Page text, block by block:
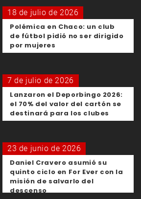
18 de julio de 2026
Polémica en Chaco: un club
de fútbol pidió no ser dirigido
por mujeres
7 de julio de 2026
Lanzaron el Deporbingo 2026:
el 70% del valor del cartón se
destinará para los clubes
23 de junio de 2026
Daniel Cravero asumió su
quinto ciclo en For Ever con la
misión de salvarlo del
descenso